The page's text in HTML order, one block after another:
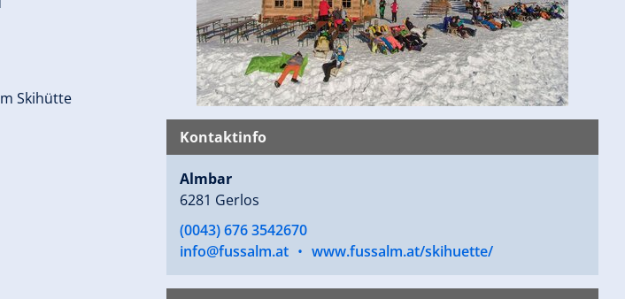
Skihütte
Kontaktinfo
Almbar
6281 Gerlos
(0043) 676 3542670
info@fussalm.at • www.fussalm.at/skihuette/